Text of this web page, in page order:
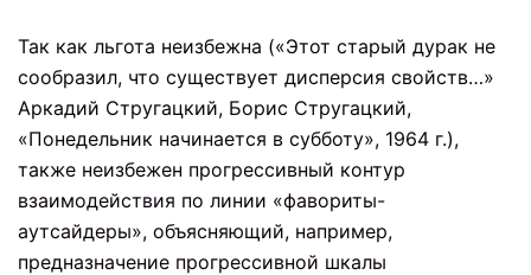
Так как льгота неизбежна («Этот старый дурак не
сообразил, что существует дисперсия свойств…»
Аркадий Стругацкий, Борис Стругацкий,
«Понедельник начинается в субботу», 1964 г.),
также неизбежен прогрессивный контур
взаимодействия по линии «фавориты-
аутсайдеры», объясняющий, например,
предназначение прогрессивной шкалы